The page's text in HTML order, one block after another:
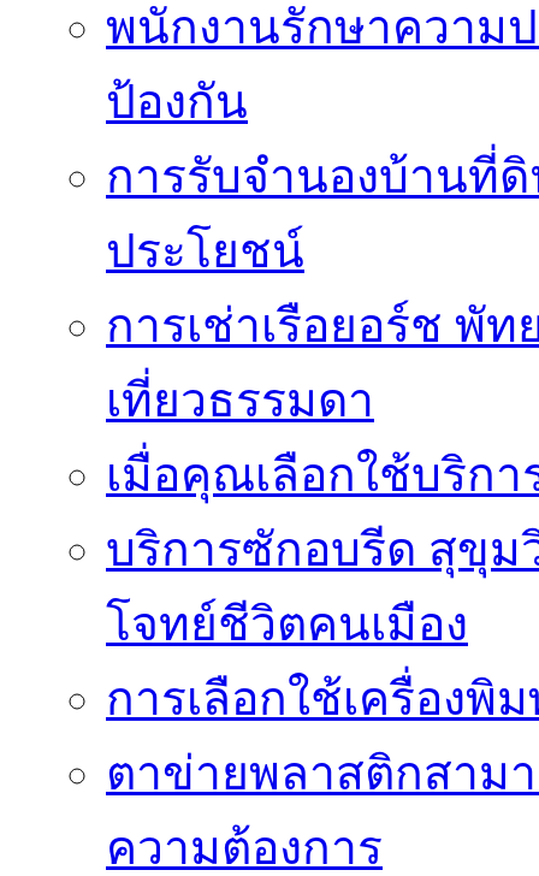
พนักงานรักษาความ
ป้องกัน
การรับจำนองบ้านที่ดิ
ประโยชน์
การเช่าเรือยอร์ช พัท
เที่ยวธรรมดา
เมื่อคุณเลือกใช้บริกา
บริการซักอบรีด สุขุม
โจทย์ชีวิตคนเมือง
การเลือกใช้เครื่องพิม
ตาข่ายพลาสติกสาม
ความต้องการ